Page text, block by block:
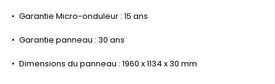
Garantie Micro-onduleur : 15 ans
Garantie panneau : 30 ans
Dimensions du panneau : 1960 x 1134 x 30 mm